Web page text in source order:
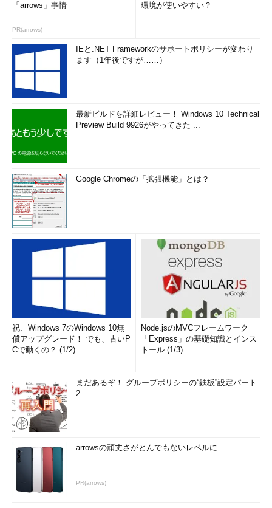
「arrows」事情
PR(arrows)
環境が使いやすい？
IEと.NET Frameworkのサポートポリシーが変わり
ます（1年後ですが……）
最新ビルドを詳細レビュー！ Windows 10 Technical
Preview Build 9926がやってきた ...
Google Chromeの「拡張機能」とは？
祝、Windows 7のWindows 10無
償アップグレード！ でも、古いP
Cで動くの？ (1/2)
Node.jsのMVCフレームワーク
「Express」の基礎知識とインス
トール (1/3)
まだあるぞ！ グループポリシーの“鉄板”設定パート
2
arrowsの頑丈さがとんでもないレベルに
PR(arrows)